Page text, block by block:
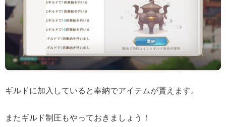
ギルドに加入していると奉納でアイテムが貰えます。
またギルド制圧もやっておきましょう！